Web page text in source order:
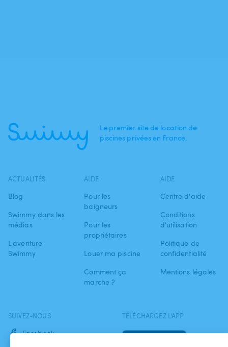
Le premier site de location de
piscines privées en France.
ACTUALITÉS
Blog
Swimmy dans les
médias
L'aventure
Swimmy
AIDE
Pour les
baigneurs
Pour les
propriétaires
Louer ma piscine
Comment ça
marche ?
AIDE
Centre d'aide
Conditions
d'utilisation
Politique de
confidentialité
Mentions légales
SUIVEZ-NOUS
Facebook
TÉLÉCHARGEZ L'APP